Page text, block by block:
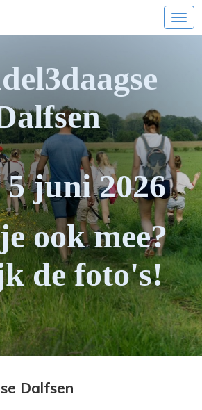
juni 2026
ook mee?
de foto's!
Dalfsen